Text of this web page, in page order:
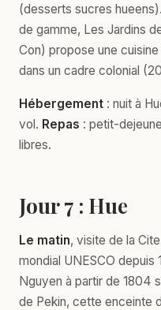
(desserts sucres
de gamme, Les Jardins
Con) propose une
dans un cadre colonial
Hébergement : nuit à
vol. Repas : petit-
libres.
Jour 7 : Hue
Le matin, visite de la
mondial UNESCO depuis
Nguyen à partir de 1804
de Pekin, cette enceinte